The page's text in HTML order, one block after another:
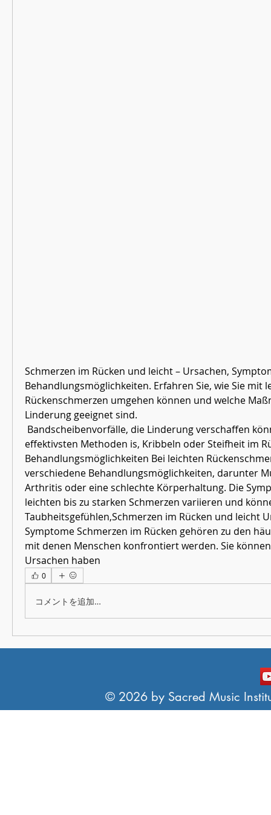
Schmerzen im Rücken und leicht – Ursachen,
Behandlungsmöglichkeiten. Erfahren Sie, wie Sie mit
Rückenschmerzen umgehen können und welche
Linderung geeignet sind.
effektivsten Methoden is, Kribbeln oder Steifheit im
Behandlungsmöglichkeiten Bei leichten
verschiedene Behandlungsmöglichkeiten, darunter
Arthritis oder eine schlechte Körperhaltung. Die
leichten bis zu starken Schmerzen variieren und
Taubheitsgefühlen,Schmerzen im Rücken und leicht
Symptome Schmerzen im Rücken gehören zu den
mit denen Menschen konfrontiert werden. Sie
Ursachen haben
0
コメントを追加…
© 2026 by Sacred Music